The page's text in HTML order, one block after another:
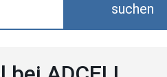
suchen